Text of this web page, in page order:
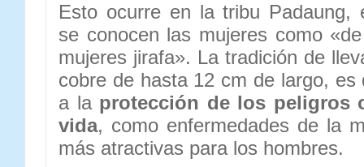
Esto ocurre en la tribu
se conocen las mujeres como
mujeres jirafa». La tradición de
cobre de hasta 12 cm de largo, es
a laprotección de los peligros
vida, como enfermedades de la
más atractivas para los hombres.